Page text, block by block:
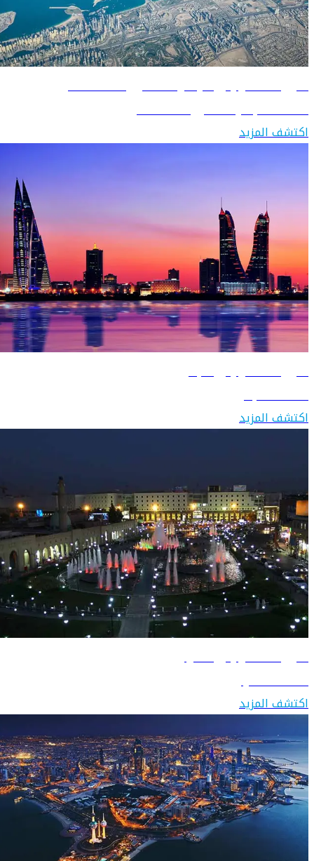
دليل السفر إلى الإمارات العربية المتحدة
اكتشف الإمارات العربية المتحدة
اكتشف المزيد
دليل السفر إلى البحرين
اكتشف البحرين
اكتشف المزيد
دليل السفر إلى العراق
اكتشف العراق
اكتشف المزيد